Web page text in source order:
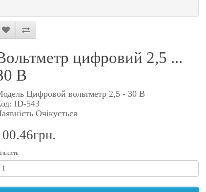
цифровий 2,5 ...
В
Цифровой вольтметр 2,5 - 30 В
ID-543
Очікується